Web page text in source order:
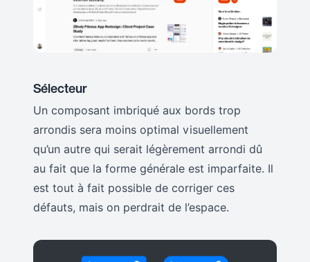
Sélecteur
Un composant imbriqué aux bords trop
arrondis sera moins optimal visuellement
qu’un autre qui serait légèrement arrondi dû
au fait que la forme générale est imparfaite. Il
est tout à fait possible de corriger ces
défauts, mais on perdrait de l’espace.